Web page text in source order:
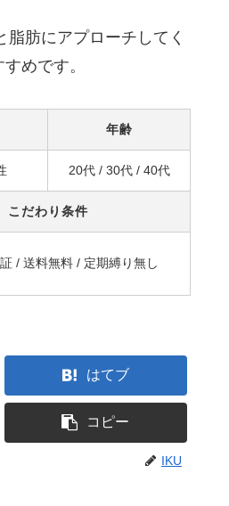
肪にアプローチしてく
めです。
年齢
20代 / 30代 / 40代
こだわり条件
/ 送料無料 / 定期縛り無し
はてブ
コピー
IKU